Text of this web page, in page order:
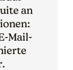
an
Mail-